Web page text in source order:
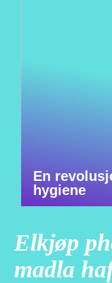
En
hygiene
Elkjøp
madla